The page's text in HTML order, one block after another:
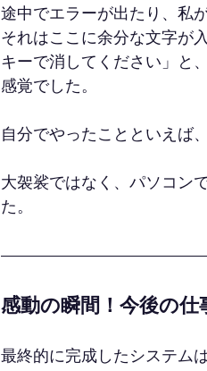
途中でエラーが出たり、私
それはここに余分な文字が
キーで消してください」と
感覚でした。
自分でやったことといえば
大袈裟ではなく、パソコン
た。
感動の瞬間！今後の
最終的に完成したシステム